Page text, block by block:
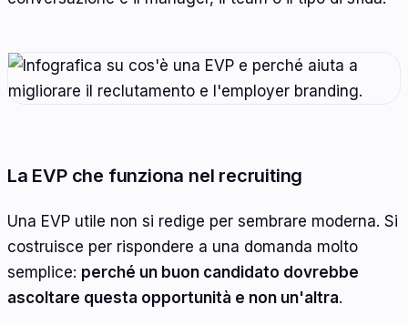
La EVP che funziona nel recruiting
Una EVP utile non si redige per sembrare moderna. Si
costruisce per rispondere a una domanda molto
semplice: perché un buon candidato dovrebbe
ascoltare questa opportunità e non un'altra.